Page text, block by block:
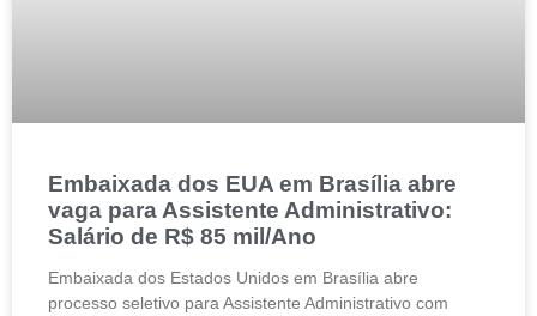
Embaixada dos EUA em Brasília abre
vaga para Assistente Administrativo:
Salário de R$ 85 mil/Ano
Embaixada dos Estados Unidos em Brasília abre
processo seletivo para Assistente Administrativo com